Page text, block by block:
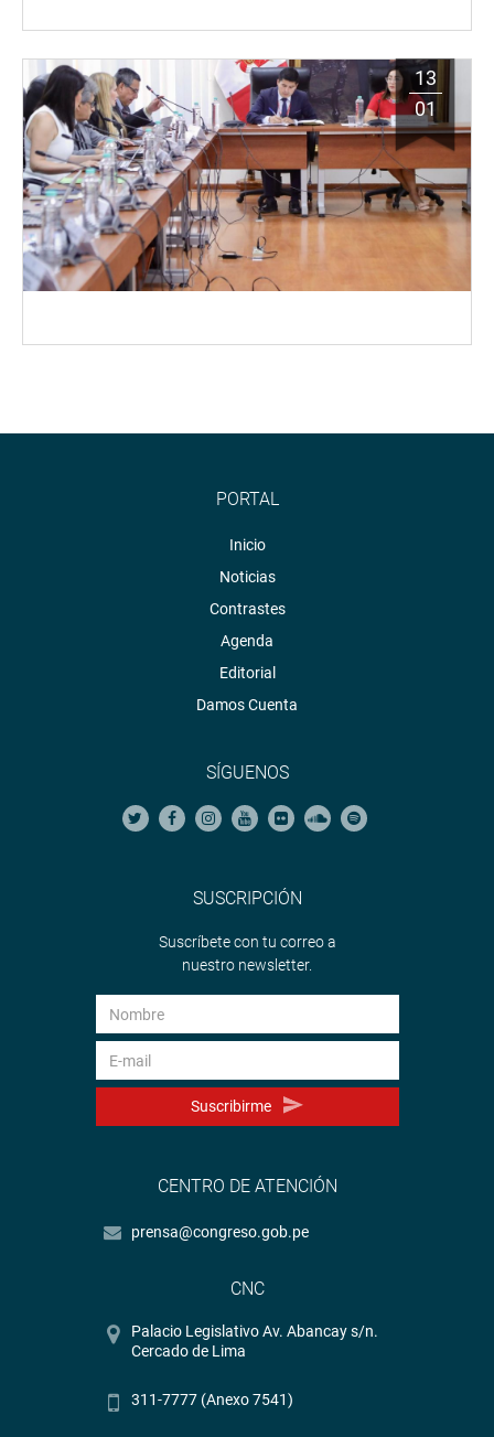
13
01
PORTAL
Inicio
Noticias
Contrastes
Agenda
Editorial
Damos Cuenta
SÍGUENOS
SUSCRIPCIÓN
Suscríbete con tu correo a
nuestro newsletter.
Suscribirme
CENTRO DE ATENCIÓN
prensa@congreso.gob.pe
CNC
Palacio Legislativo Av. Abancay s/n.
Cercado de Lima
311-7777 (Anexo 7541)